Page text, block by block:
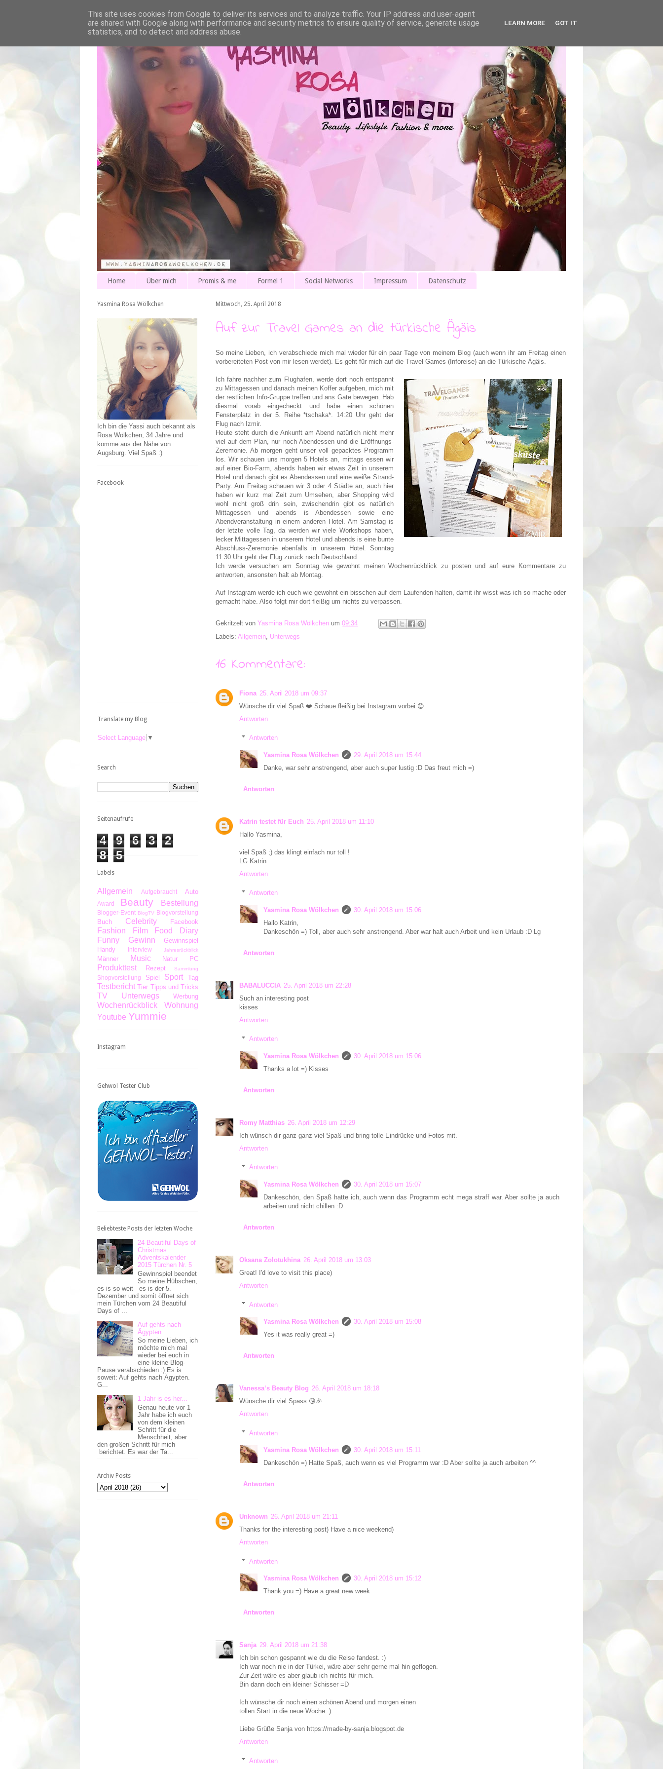
Home Über mich Promis & me Formel 1 Social Networks Impressum Datenschutz
Mittwoch, 25. April 2018
Auf zur Travel Games an die türkische Ägäis
So meine Lieben, ich verabschiede mich mal wieder für ein paar Tage von meinem Blog (auch wenn ihr am Freitag einen
vorbereiteten Post von mir lesen werdet). Es geht für mich auf die Travel Games (Inforeise) an die Türkische Ägäis.
Ich fahre nachher zum Flughafen, werde dort noch entspannt
zu Mittagessen und danach meinen Koffer aufgeben, mich mit
der restlichen Info-Gruppe treffen und ans Gate bewegen. Hab
diesmal vorab eingecheckt und habe einen schönen
Fensterplatz in der 5. Reihe *tschaka*. 14:20 Uhr geht der
Flug nach Izmir.
Heute steht durch die Ankunft am Abend natürlich nicht mehr
viel auf dem Plan, nur noch Abendessen und die Eröffnungs-
Zeremonie. Ab morgen geht unser voll gepacktes Programm
los. Wir schauen uns morgen 5 Hotels an, mittags essen wir
auf einer Bio-Farm, abends haben wir etwas Zeit in unserem
Hotel und danach gibt es Abendessen und eine weiße Strand-
Party. Am Freitag schauen wir 3 oder 4 Städte an, auch hier
haben wir kurz mal Zeit zum Umsehen, aber Shopping wird
wohl nicht groß drin sein, zwischendrin gibt es natürlich
Mittagessen und abends is Abendessen sowie eine
Abendveranstaltung in einem anderen Hotel. Am Samstag is
der letzte volle Tag, da werden wir viele Workshops haben,
lecker Mittagessen in unserem Hotel und abends is eine bunte
Abschluss-Zeremonie ebenfalls in unserem Hotel. Sonntag
11:30 Uhr geht der Flug zurück nach Deutschland.
Ich werde versuchen am Sonntag wie gewohnt meinen Wochenrückblick zu posten und auf eure Kommentare zu
antworten, ansonsten halt ab Montag.
Auf Instagram werde ich euch wie gewohnt ein bisschen auf dem Laufenden halten, damit ihr wisst was ich so mache oder
gemacht habe. Also folgt mir dort fleißig um nichts zu verpassen.
Gekritzelt von Yasmina Rosa Wölkchen um 09:34
Labels: Allgemein Unterwegs
16 Kommentare:
Fiona 25. April 2018 um 09:37
Wünsche dir viel Spaß ❤️ Schaue fleißig bei Instagram vorbei 😊
Antworten
Antworten
Yasmina Rosa Wölkchen
29. April 2018 um 15:44
Danke, war sehr anstrengend, aber auch super lustig :D Das freut mich =)
Antworten
Katrin testet für Euch 25. April 2018 um 11:10
Hallo Yasmina,
viel Spaß ;) das klingt einfach nur toll !
LG Katrin
Antworten
Antworten
Yasmina Rosa Wölkchen
30. April 2018 um 15:06
Hallo Katrin,
Dankeschön =) Toll, aber auch sehr anstrengend. Aber war halt auch Arbeit und kein Urlaub :D Lg
Antworten
BABALUCCIA 25. April 2018 um 22:28
Such an interesting post
kisses
Antworten
Antworten
Yasmina Rosa Wölkchen
30. April 2018 um 15:06
Thanks a lot =) Kisses
Antworten
Romy Matthias 26. April 2018 um 12:29
Ich wünsch dir ganz ganz viel Spaß und bring tolle Eindrücke und Fotos mit.
Antworten
Antworten
Yasmina Rosa Wölkchen
30. April 2018 um 15:07
Dankeschön, den Spaß hatte ich, auch wenn das Programm echt mega straff war. Aber sollte ja auch
arbeiten und nicht chillen :D
Antworten
Oksana Zolotukhina 26. April 2018 um 13:03
Great! I'd love to visit this place)
Antworten
Antworten
Yasmina Rosa Wölkchen
30. April 2018 um 15:08
Yes it was really great =)
Antworten
Vanessa‘s Beauty Blog 26. April 2018 um 18:18
Wünsche dir viel Spass 😘🎉
Antworten
Antworten
Yasmina Rosa Wölkchen
30. April 2018 um 15:11
Dankeschön =) Hatte Spaß, auch wenn es viel Programm war :D Aber sollte ja auch arbeiten ^^
Antworten
Unknown 26. April 2018 um 21:11
Thanks for the interesting post) Have a nice weekend)
Antworten
Antworten
Yasmina Rosa Wölkchen
30. April 2018 um 15:12
Thank you =) Have a great new week
Antworten
Sanja 29. April 2018 um 21:38
Ich bin schon gespannt wie du die Reise fandest. :)
Ich war noch nie in der Türkei, wäre aber sehr gerne mal hin geflogen.
Zur Zeit wäre es aber glaub ich nichts für mich.
Bin dann doch ein kleiner Schisser =D
Ich wünsche dir noch einen schönen Abend und morgen einen
tollen Start in die neue Woche :)
Liebe Grüße Sanja von https://made-by-sanja.blogspot.de
Antworten
Antworten
Yasmina Rosa Wölkchen
Ich bin die Yassi auch bekannt als
Rosa Wölkchen, 34 Jahre und
komme aus der Nähe von
Augsburg. Viel Spaß :)
Facebook
Translate my Blog
Select Language ▼
Search
Seitenaufrufe
4 9 6 3
2
8
5
Labels
Allgemein Aufgebraucht Auto
Award Beauty Bestellung
Blogger-Event BlogTV Blogvorstellung
Buch Celebrity Facebook
Fashion Film
Food Diary
Funny
Gewinn
Gewinnspiel
Handy
Interview Jahresrückblick
Männer Music Natur PC
Produkttest Rezept Sammlung
Shopvorstellung Spiel Sport Tag
Testbericht Tier Tipps und Tricks
TV Unterwegs Werbung
Wochenrückblick
Wohnung
Youtube Yummie
Instagram
Gehwol Tester Club
Beliebteste Posts der letzten Woche
24 Beautiful Days of
Christmas
Adventskalender
2015 Türchen Nr. 5
Gewinnspiel beendet
So meine Hübschen,
es is so weit - es is der 5.
Dezember und somit öffnet sich
mein Türchen vom 24 Beautiful
Days of ...
Auf gehts nach
Ägypten
So meine Lieben, ich
möchte mich mal
wieder bei euch in
eine kleine Blog-
Pause verabschieden :) Es is
soweit: Auf gehts nach Ägypten.
G...
1 Jahr is es her...
Genau heute vor 1
Jahr habe ich euch
von dem kleinen
Schritt für die
Menschheit, aber
den großen Schritt für mich
berichtet. Es war der Ta...
Archiv Posts
This site uses cookies from Google to deliver its services and to analyze traffic. Your IP address and user-agent
are shared with Google along with performance and security metrics to ensure quality of service, generate usage
statistics, and to detect and address abuse.
LEARN MORE GOT IT